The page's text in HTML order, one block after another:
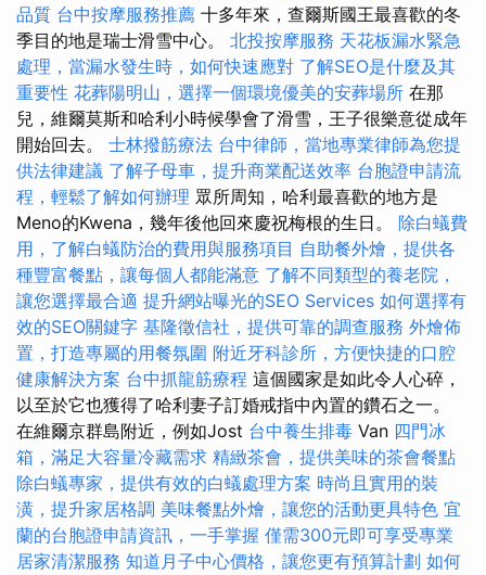
品質 台中按摩服務推薦 十多年來，查爾斯國王最喜歡的冬
季目的地是瑞士滑雪中心。 北投按摩服務 天花板漏水緊急
處理，當漏水發生時，如何快速應對 了解SEO是什麼及其
重要性 花葬陽明山，選擇一個環境優美的安葬場所 在那
兒，維爾莫斯和哈利小時候學會了滑雪，王子很樂意從成年
開始回去。 士林撥筋療法 台中律師，當地專業律師為您提
供法律建議 了解子母車，提升商業配送效率 台胞證申請流
程，輕鬆了解如何辦理 眾所周知，哈利最喜歡的地方是
Meno的Kwena，幾年後他回來慶祝梅根的生日。 除白蟻費
用，了解白蟻防治的費用與服務項目 自助餐外燴，提供各
種豐富餐點，讓每個人都能滿意 了解不同類型的養老院，
讓您選擇最合適 提升網站曝光的SEO Services 如何選擇有
效的SEO關鍵字 基隆徵信社，提供可靠的調查服務 外燴佈
置，打造專屬的用餐氛圍 附近牙科診所，方便快捷的口腔
健康解決方案 台中抓龍筋療程 這個國家是如此令人心碎，
以至於它也獲得了哈利妻子訂婚戒指中內置的鑽石之一。
在維爾京群島附近，例如Jost 台中養生排毒 Van 四門冰
箱，滿足大容量冷藏需求 精緻茶會，提供美味的茶會餐點
除白蟻專家，提供有效的白蟻處理方案 時尚且實用的裝
潢，提升家居格調 美味餐點外燴，讓您的活動更具特色 宜
蘭的台胞證申請資訊，一手掌握 僅需300元即可享受專業
居家清潔服務 知道月子中心價格，讓您更有預算計劃 如何